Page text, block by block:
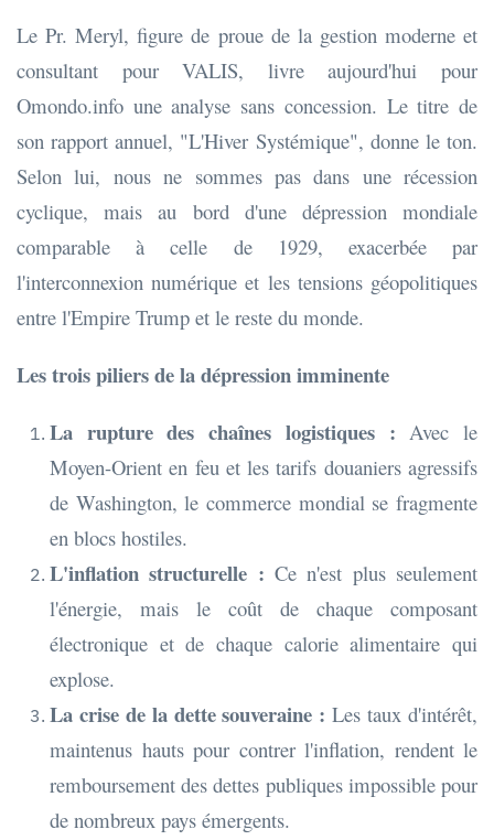
Le Pr. Meryl, figure de proue de la gestion moderne et
consultant pour VALIS, livre aujourd'hui pour
Omondo.info une analyse sans concession. Le titre de
son rapport annuel, "L'Hiver Systémique", donne le ton.
Selon lui, nous ne sommes pas dans une récession
cyclique, mais au bord d'une dépression mondiale
comparable à celle de 1929, exacerbée par
l'interconnexion numérique et les tensions géopolitiques
entre l'Empire Trump et le reste du monde.
Les trois piliers de la dépression imminente
La rupture des chaînes logistiques : Avec le
Moyen-Orient en feu et les tarifs douaniers agressifs
de Washington, le commerce mondial se fragmente
en blocs hostiles.
L'inflation structurelle : Ce n'est plus seulement
l'énergie, mais le coût de chaque composant
électronique et de chaque calorie alimentaire qui
explose.
La crise de la dette souveraine : Les taux d'intérêt,
maintenus hauts pour contrer l'inflation, rendent le
remboursement des dettes publiques impossible pour
de nombreux pays émergents.